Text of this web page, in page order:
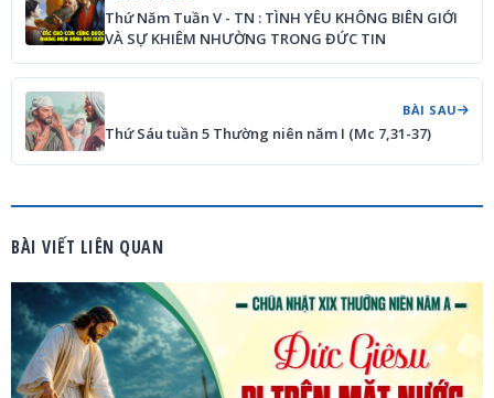
Thứ Năm Tuần V - TN : TÌNH YÊU KHÔNG BIÊN GIỚI
VÀ SỰ KHIÊM NHƯỜNG TRONG ĐỨC TIN
BÀI SAU
Thứ Sáu tuần 5 Thường niên năm I (Mc 7,31-37)
BÀI VIẾT LIÊN QUAN